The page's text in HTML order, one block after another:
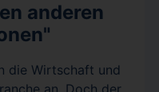
anderen
die Wirtschaft und
an. Doch der